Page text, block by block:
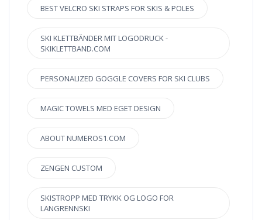
BEST VELCRO SKI STRAPS FOR SKIS & POLES
SKI KLETTBÄNDER MIT LOGODRUCK -
SKIKLETTBAND.COM
PERSONALIZED GOGGLE COVERS FOR SKI CLUBS
MAGIC TOWELS MED EGET DESIGN
ABOUT NUMEROS1.COM
ZENGEN CUSTOM
SKISTROPP MED TRYKK OG LOGO FOR
LANGRENNSKI